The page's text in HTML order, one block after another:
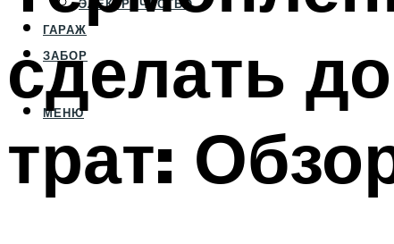
ЭЛЕКТРИЧЕСТВО
ГАРАЖ
ЗАБОР
МЕНЮ
сделать
трат: